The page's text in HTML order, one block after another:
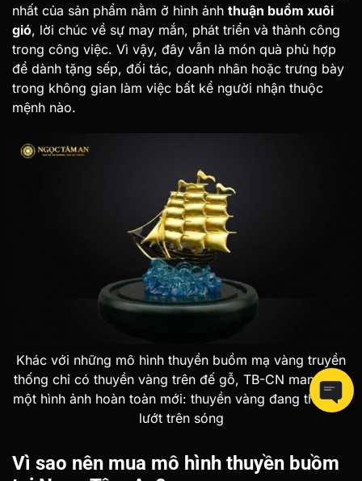
nhất của sản phẩm nằm ở hình ảnh thuận buồm xuôi
gió, lời chúc về sự may mắn, phát triển và thành công
trong công việc. Vì vậy, đây vẫn là món quà phù hợp
để dành tặng sếp, đối tác, doanh nhân hoặc trưng bày
trong không gian làm việc bất kể người nhận thuộc
mệnh nào.
Khác với những mô hình thuyền buồm mạ vàng truyền
thống chỉ có thuyền vàng trên đế gỗ, TB-CN mang đến
một hình ảnh hoàn toàn mới: thuyền vàng đang thực sự
lướt trên sóng
Vì sao nên mua mô hình thuyền buồm